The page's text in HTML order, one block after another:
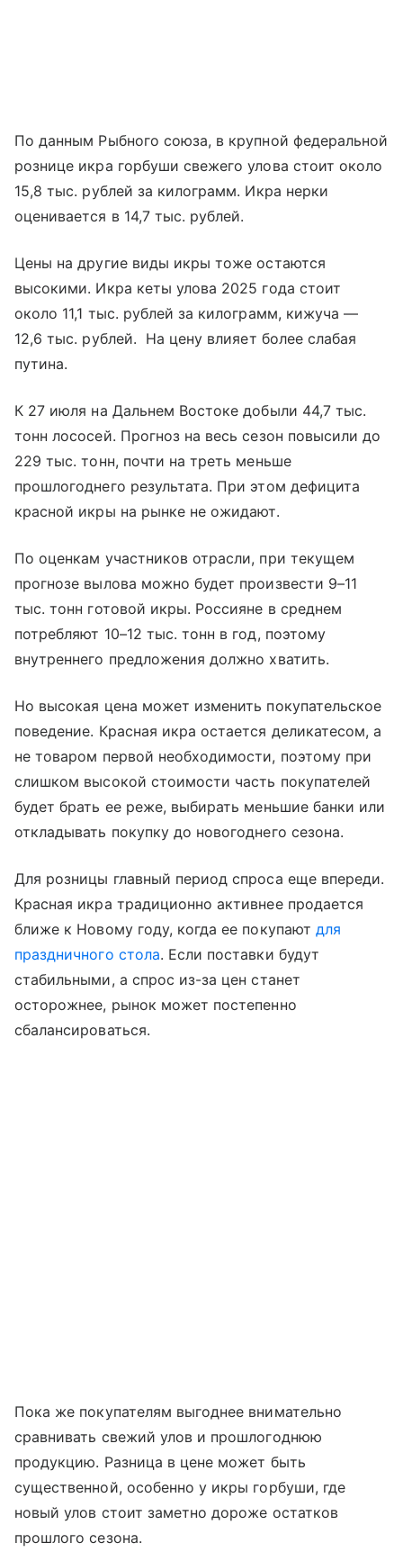
По данным Рыбного союза, в крупной федеральной
рознице икра горбуши свежего улова стоит около
15,8 тыс. рублей за килограмм. Икра нерки
оценивается в 14,7 тыс. рублей.
Цены на другие виды икры тоже остаются
высокими. Икра кеты улова 2025 года стоит
около 11,1 тыс. рублей за килограмм, кижуча —
12,6 тыс. рублей. На цену влияет более слабая
путина.
К 27 июля на Дальнем Востоке добыли 44,7 тыс.
тонн лососей. Прогноз на весь сезон повысили до
229 тыс. тонн, почти на треть меньше
прошлогоднего результата. При этом дефицита
красной икры на рынке не ожидают.
По оценкам участников отрасли, при текущем
прогнозе вылова можно будет произвести 9–11
тыс. тонн готовой икры. Россияне в среднем
потребляют 10–12 тыс. тонн в год, поэтому
внутреннего предложения должно хватить.
Но высокая цена может изменить покупательское
поведение. Красная икра остается деликатесом, а
не товаром первой необходимости, поэтому при
слишком высокой стоимости часть покупателей
будет брать ее реже, выбирать меньшие банки или
откладывать покупку до новогоднего сезона.
Для розницы главный период спроса еще впереди.
Красная икра традиционно активнее продается
ближе к Новому году, когда ее покупают для
праздничного стола. Если поставки будут
стабильными, а спрос из-за цен станет
осторожнее, рынок может постепенно
сбалансироваться.
Пока же покупателям выгоднее внимательно
сравнивать свежий улов и прошлогоднюю
продукцию. Разница в цене может быть
существенной, особенно у икры горбуши, где
новый улов стоит заметно дороже остатков
прошлого сезона.